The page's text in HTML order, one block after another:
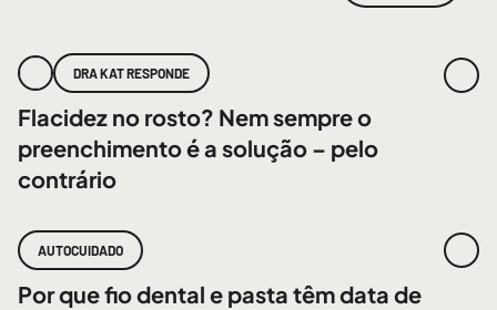
DRA KAT RESPONDE
Flacidez no rosto? Nem sempre o
preenchimento é a solução – pelo
contrário
AUTOCUIDADO
Por que fio dental e pasta têm data de